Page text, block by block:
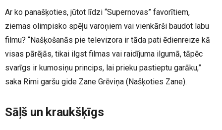
Ar ko panašķoties, jūtot līdzi “Supernovas” favorītiem,
ziemas olimpisko spēļu varoņiem vai vienkārši baudot labu
filmu? “Našķošanās pie televizora ir tāda pati ēdienreize kā
visas pārējās, tikai ilgst filmas vai raidījuma ilgumā, tāpēc
svarīgs ir kumosiņu princips, lai prieku pastieptu garāku,”
saka Rimi garšu gide Zane Grēviņa (Našķoties Zane).
Sāļš un kraukšķīgs